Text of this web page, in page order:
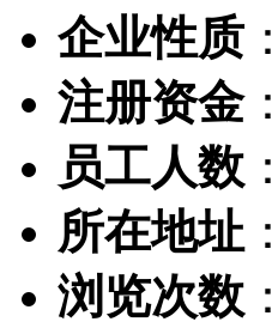
企业性质：
注册资金：
员工人数 ：
所在地址 ：
浏览次数 ：